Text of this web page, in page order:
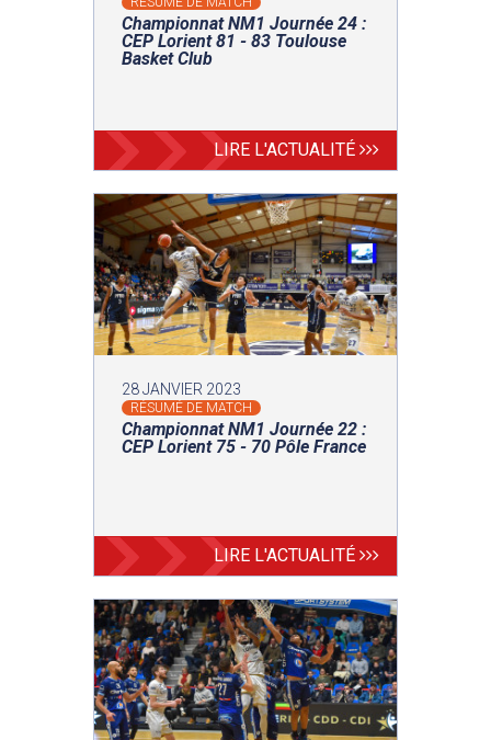
Championnat NM1 Journée 24 :
CEP Lorient 81 - 83 Toulouse
Basket Club
LIRE L'ACTUALITÉ
28 JANVIER 2023
RÉSUMÉ DE MATCH
Championnat NM1 Journée 22 :
CEP Lorient 75 - 70 Pôle France
LIRE L'ACTUALITÉ